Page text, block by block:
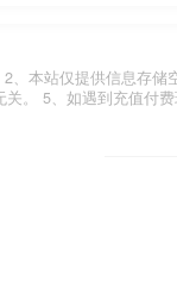
、本站仅提供信息存
。 5、如遇到充值付